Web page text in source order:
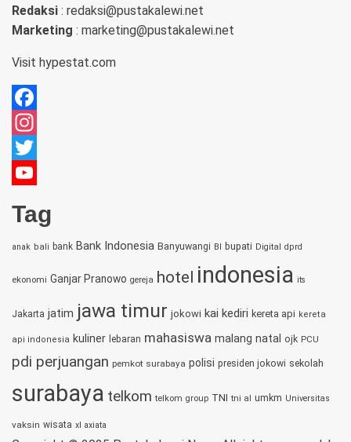
Redaksi : redaksi@pustakalewi.net
Marketing : marketing@pustakalewi.net
Visit hypestat.com
Facebook
Instagram
Twitter
Channel
Tag
anak bali bank Bank Indonesia Banyuwangi BI bupati Digital dprd
ekonomi Ganjar Pranowo gereja hotel indonesia its
Jakarta jatim jawa timur jokowi kai kediri kereta api kereta
api indonesia kuliner lebaran mahasiswa malang natal ojk PCU
pdi perjuangan pemkot surabaya polisi presiden jokowi sekolah
surabaya telkom telkom group TNI tni al umkm Universitas
vaksin wisata xl axiata